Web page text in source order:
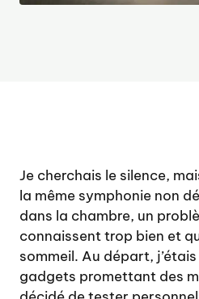
Je cherchais le silence,
la même symphonie non
dans la chambre, un
connaissent trop bien et
sommeil. Au départ,
gadgets promettant des